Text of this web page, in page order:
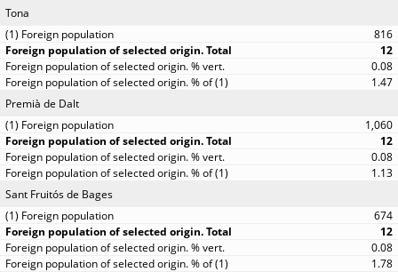
Tona
816
12
0.08
1.47
Premià de Dalt
1,060
12
0.08
1.13
Sant Fruitós de Bages
674
12
0.08
1.78